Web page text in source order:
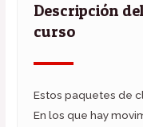
Descripción del
curso
Estos paquetes de
En los que hay